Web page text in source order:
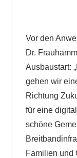
Vor den
Dr.
Ausbaustart:
gehen wir
Richtung
für eine
schöne
Familien und